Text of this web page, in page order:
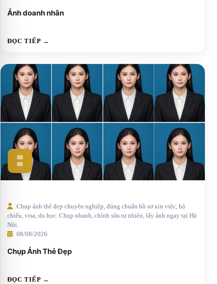
Ảnh doanh nhân
ĐỌC TIẾP →
08
08
Chụp ảnh thẻ đẹp chuyên nghiệp, đúng chuẩn hồ sơ xin việc, hộ
chiếu, visa, du học. Chụp nhanh, chỉnh sửa tự nhiên, lấy ảnh ngay tại Hà
Nội.
08/08/2026
Chụp Ảnh Thẻ Đẹp
ĐỌC TIẾP →